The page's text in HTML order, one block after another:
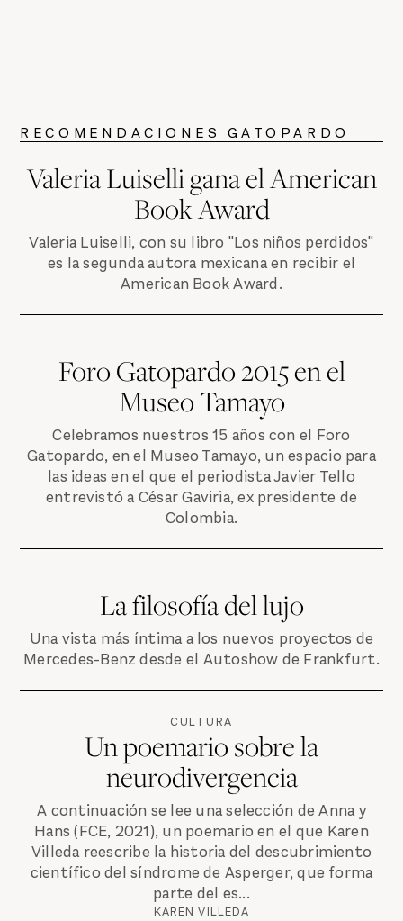
RECOMENDACIONES GATOPARDO
Valeria Luiselli gana el American
Book Award
Valeria Luiselli, con su libro "Los niños perdidos"
es la segunda autora mexicana en recibir el
American Book Award.
Foro Gatopardo 2015 en el
Museo Tamayo
Celebramos nuestros 15 años con el Foro
Gatopardo, en el Museo Tamayo, un espacio para
las ideas en el que el periodista Javier Tello
entrevistó a César Gaviria, ex presidente de
Colombia.
La filosofía del lujo
Una vista más íntima a los nuevos proyectos de
Mercedes-Benz desde el Autoshow de Frankfurt.
CULTURA
Un poemario sobre la
neurodivergencia
A continuación se lee una selección de Anna y
Hans (FCE, 2021), un poemario en el que Karen
Villeda reescribe la historia del descubrimiento
científico del síndrome de Asperger, que forma
parte del es...
KAREN VILLEDA